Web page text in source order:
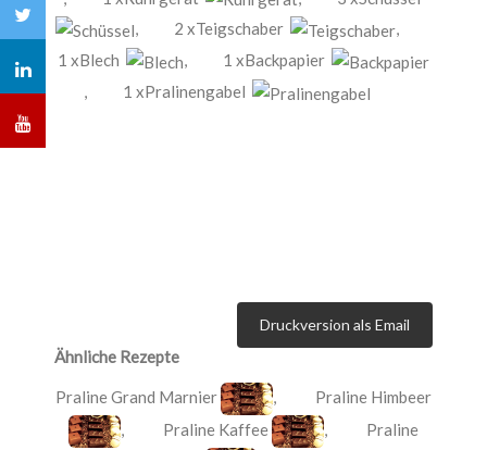
,
2 xTeigschaber
,
1 xBlech
,
1 xBackpapier
,
1 xPralinengabel
Druckversion als Email
Ähnliche Rezepte
Praline Grand Marnier , Praline Himbeer
, Praline Kaffee , Praline